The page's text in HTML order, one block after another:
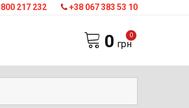
217 232 +38 067 383 53 10
0
0 грн